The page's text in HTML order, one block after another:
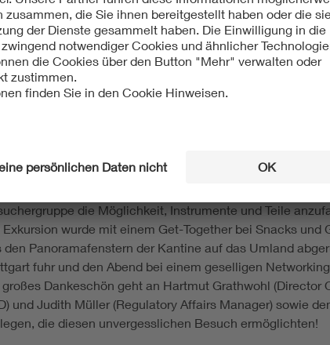
in kardiovaskuläre
Nachmittag ging es weiter zur Firma Bentley InnoMed
die sich auf kardiovaskuläre Produkte, wie
spezialisiert haben. Hier konnten die
technischen Innovationen des Unternehmens
relevanten Abteilungen eines
& Development, Prozessentwicklung und
die Möglichkeit, Instrumente und Teile
Exkursion wurde mit einem Get-Together bei Snacks
den Panoramafenstern der Kantine auf das Umland
fuhr und den Abend bei einem geselligen
großes Dankeschön geht an Hartmut Grathwohl (Director
und Judith Müller (Regulatory Affairs Manager) sowie
die diesen unvergesslichen Besuch ermöglichten!